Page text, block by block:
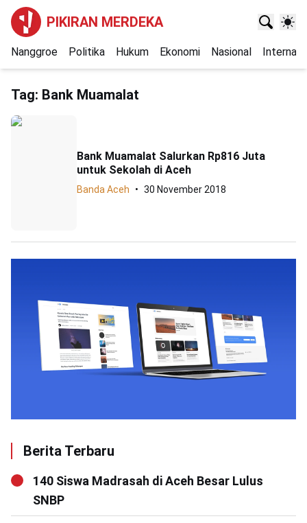
PIKIRAN MERDEKA
Nanggroe Politika Hukum Ekonomi Nasional
Tag: Bank Muamalat
Bank Muamalat Salurkan Rp816 Juta
untuk Sekolah di Aceh
Banda Aceh 30 November 2018
Berita Terbaru
140 Siswa Madrasah di Aceh Besar Lulus
SNBP